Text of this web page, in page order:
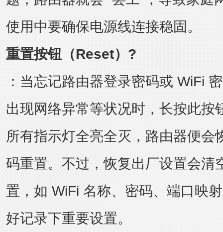
使用中要确保电源线连接稳固。
重置按钮（Reset）?
：当忘记路由器登录密码或 WiFi
出现网络异常等状况时，长按此按
所有指示灯全亮全灭，路由器便会
码重置。不过，恢复出厂设置会清
置，如 WiFi 名称、密码、端口映
好记录下重要设置。